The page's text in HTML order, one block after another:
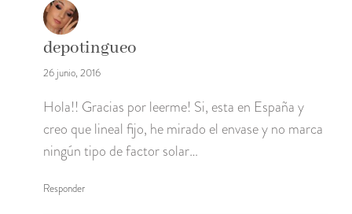
depotingueo
26 junio, 2016
Hola!! Gracias por leerme! Si, esta en España y
creo que lineal fijo, he mirado el envase y no marca
ningún tipo de factor solar…
Responder